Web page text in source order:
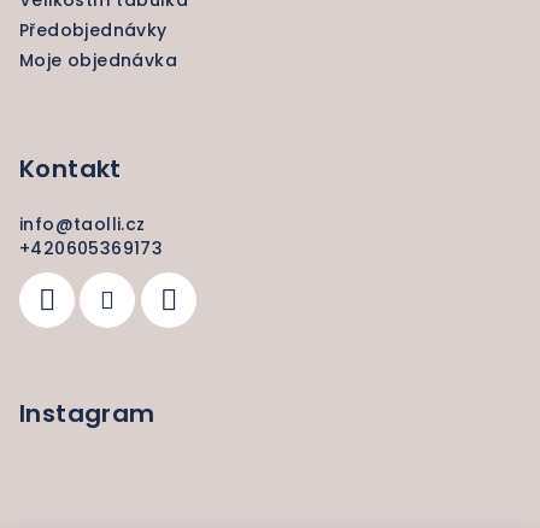
Předobjednávky
Moje objednávka
Kontakt
info@taolli.cz
+420605369173
Instagram